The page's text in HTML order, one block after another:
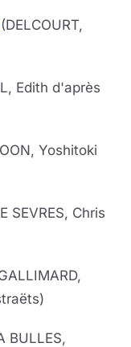
Edith d'après
Yoshitoki
SEVRES, Chris
BULLES,